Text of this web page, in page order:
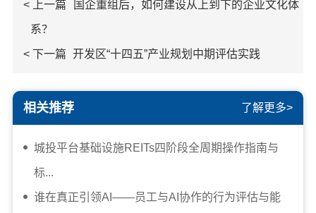
< 上一篇 国企重组后，如何建设从上到下的企业文化体
系？
< 下一篇 开发区“十四五”产业规划中期评估实践
相关推荐 了解更多>
城投平台基础设施REITs四阶段全周期操作指南与
标...
谁在真正引领AI——员工与AI协作的行为评估与能